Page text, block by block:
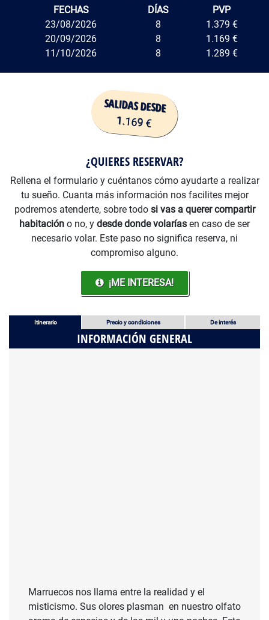
FECHAS DÍAS
PVP
23/08/2026
8
1.379 €
20/09/2026
8
1.169 €
11/10/2026
8 1.289 €
¿QUIERES RESERVAR?
Rellena el formulario y cuéntanos cómo ayudarte a realizar
tu sueño. Cuanta más información nos facilites mejor
podremos atenderte, sobre todo si vas a querer compartir
habitación o no, y desde donde volarías en caso de ser
necesario volar. Este paso no significa reserva, ni
compromiso alguno.
¡ME INTERESA!
Itinerario Precio y condiciones De interés
INFORMACIÓN GENERAL
Marruecos nos llama entre la realidad y el
misticismo. Sus olores plasman en nuestro olfato